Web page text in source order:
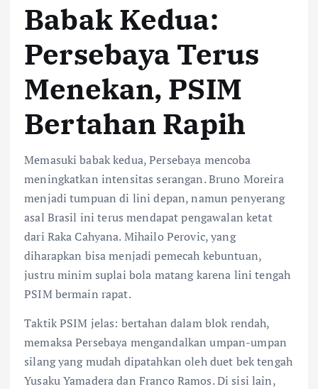
Babak Kedua:
Persebaya Terus
Menekan, PSIM
Bertahan Rapih
Memasuki babak kedua, Persebaya mencoba
meningkatkan intensitas serangan. Bruno Moreira
menjadi tumpuan di lini depan, namun penyerang
asal Brasil ini terus mendapat pengawalan ketat
dari Raka Cahyana. Mihailo Perovic, yang
diharapkan bisa menjadi pemecah kebuntuan,
justru minim suplai bola matang karena lini tengah
PSIM bermain rapat.
Taktik PSIM jelas: bertahan dalam blok rendah,
memaksa Persebaya mengandalkan umpan-umpan
silang yang mudah dipatahkan oleh duet bek tengah
Yusaku Yamadera dan Franco Ramos. Di sisi lain,